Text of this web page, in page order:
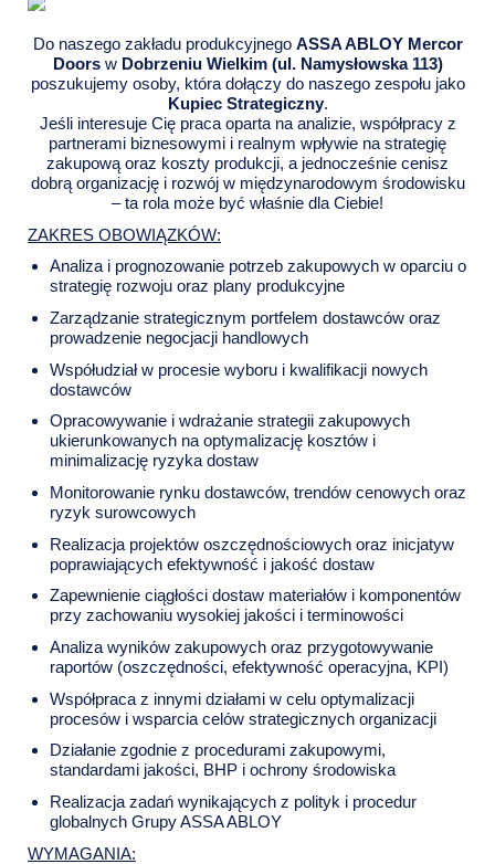
Do naszego zakładu produkcyjnego ASSA ABLOY Mercor
Doorsw Dobrzeniu Wielkim (ul. Namysłowska 113)
poszukujemy osoby, która dołączy do naszego zespołu jako
Kupiec Strategiczny.
Jeśli interesuje Cię praca oparta na analizie, współpracy z
partnerami biznesowymi i realnym wpływie na strategię
zakupową oraz koszty produkcji, a jednocześnie cenisz
dobrą organizację i rozwój w międzynarodowym środowisku
– ta rola może być właśnie dla Ciebie!
ZAKRES OBOWIĄZKÓW:
Analiza i prognozowanie potrzeb zakupowych w oparciu o
strategię rozwoju oraz plany produkcyjne
Zarządzanie strategicznym portfelem dostawców oraz
prowadzenie negocjacji handlowych
Współudział w procesie wyboru i kwalifikacji nowych
dostawców
Opracowywanie i wdrażanie strategii zakupowych
ukierunkowanych na optymalizację kosztów i
minimalizację ryzyka dostaw
Monitorowanie rynku dostawców, trendów cenowych oraz
ryzyk surowcowych
Realizacja projektów oszczędnościowych oraz inicjatyw
poprawiających efektywność i jakość dostaw
Zapewnienie ciągłości dostaw materiałów i komponentów
przy zachowaniu wysokiej jakości i terminowości
Analiza wyników zakupowych oraz przygotowywanie
raportów (oszczędności, efektywność operacyjna, KPI)
Współpraca z innymi działami w celu optymalizacji
procesów i wsparcia celów strategicznych organizacji
Działanie zgodnie z procedurami zakupowymi,
standardami jakości, BHP i ochrony środowiska
Realizacja zadań wynikających z polityk i procedur
globalnych Grupy ASSA ABLOY
WYMAGANIA: